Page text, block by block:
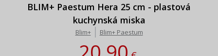
BLIM+ Paestum Hera 25 cm - plastová
kuchynská miska
Blim+ Blim+ Paestum